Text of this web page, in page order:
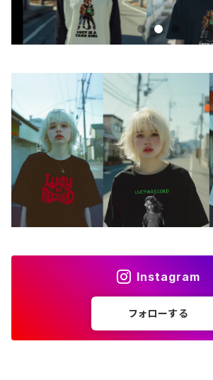
Instagram
フォローする